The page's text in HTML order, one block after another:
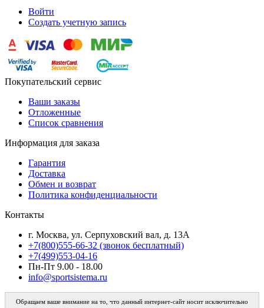
Войти
Создать учетную запись
Покупательский сервис
Ваши заказы
Отложенные
Список сравнения
Информация для заказа
Гарантия
Доставка
Обмен и возврат
Политика конфиденциальности
Контакты
г. Москва, ул. Серпуховский вал, д. 13А
+7(800)555-66-32 (звонок бесплатный)
+7(499)553-04-16
Пн-Пт 9.00 - 18.00
info@sportsistema.ru
Обращаем ваше внимание на то, что данный интернет-сайт носит исключительно